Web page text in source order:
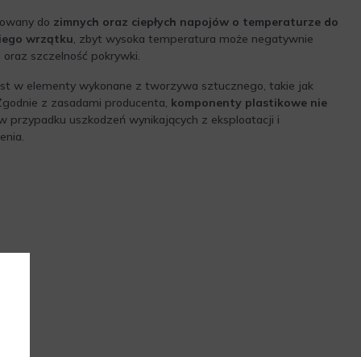
do zimnych oraz ciepłych napojów o temperaturze do
wrzątku, zbyt wysoka temperatura może negatywnie
szczelność pokrywki.
w elementy wykonane z tworzywa sztucznego, takie jak
z zasadami producenta, komponenty plastikowe nie
przypadku uszkodzeń wynikających z eksploatacji i